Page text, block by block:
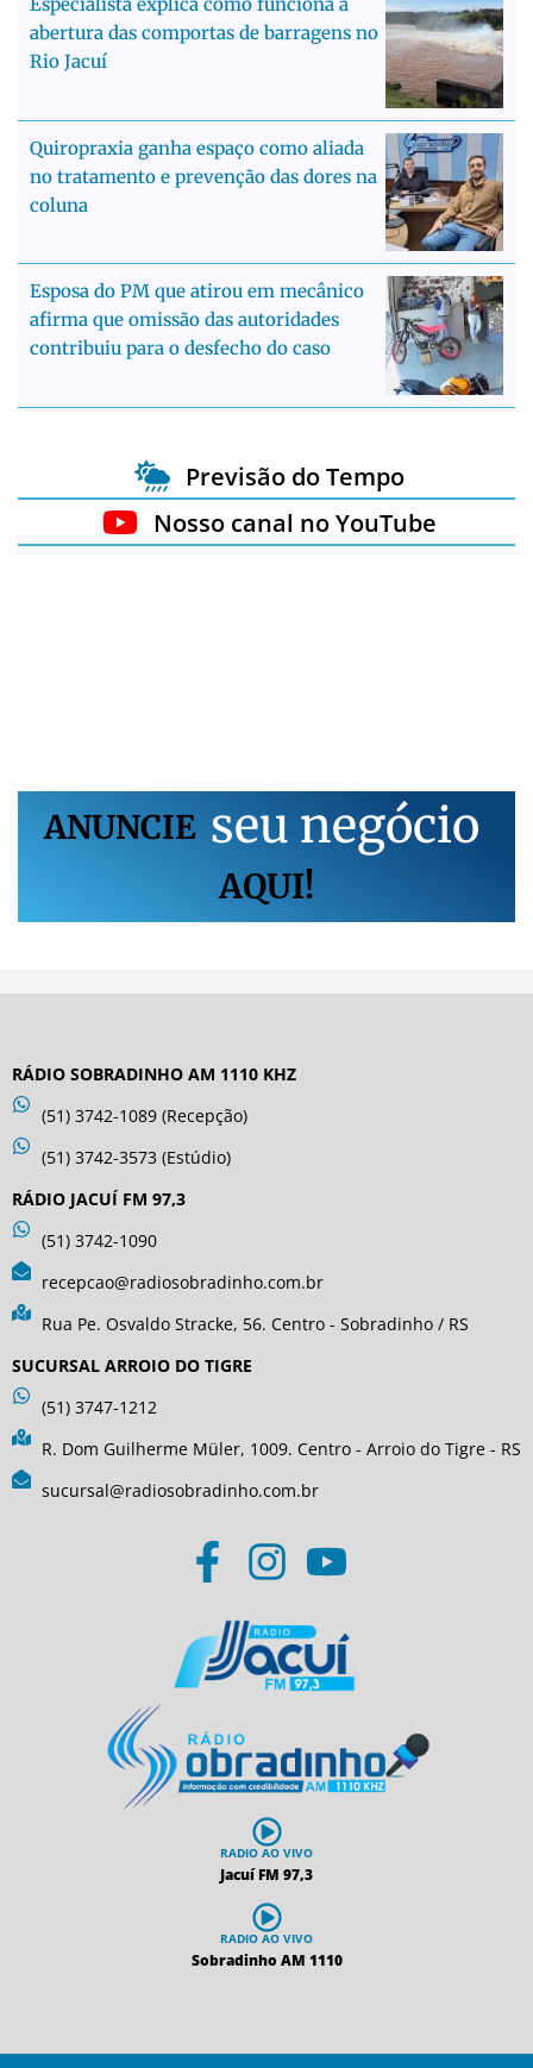
abertura das comportas de barragens no
Rio Jacuí
Quiropraxia ganha espaço como aliada
no tratamento e prevenção das dores na
coluna
Esposa do PM que atirou em mecânico
afirma que omissão das autoridades
contribuiu para o desfecho do caso
Previsão do Tempo
Nosso canal no YouTube
ANUNCIE seu negócio
AQUI!
RÁDIO SOBRADINHO AM 1110 KHZ
(51) 3742-1089 (Recepção)
(51) 3742-3573 (Estúdio)
RÁDIO JACUÍ FM 97,3
(51) 3742-1090
recepcao@radiosobradinho.com.br
Rua Pe. Osvaldo Stracke, 56. Centro - Sobradinho / RS
SUCURSAL ARROIO DO TIGRE
(51) 3747-1212
R. Dom Guilherme Müler, 1009. Centro - Arroio do Tigre - RS
sucursal@radiosobradinho.com.br
RADIO AO VIVO
Jacuí FM 97,3
RADIO AO VIVO
Sobradinho AM 1110